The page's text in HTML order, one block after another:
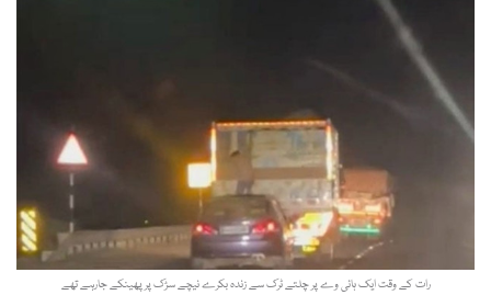
رات کے وقت ایک ہائی وے پر چلتے ٹرک سے زندہ بکرے نیچے سڑک پر پھینکے جارہے تھے